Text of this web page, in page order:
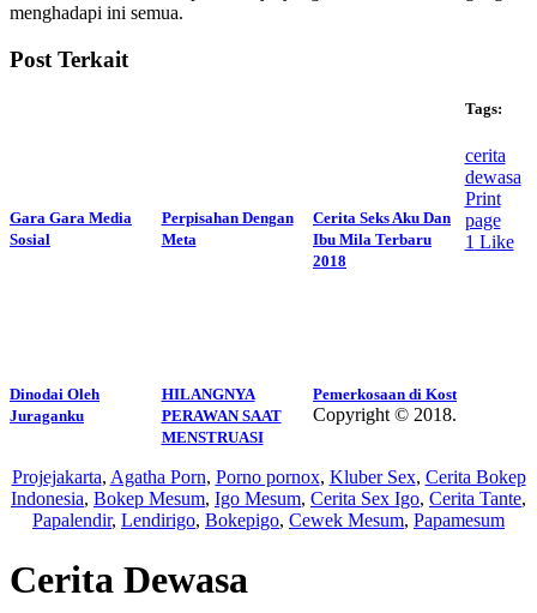
menghadapi ini semua.
Post Terkait
Gara Gara Media
Sosial
Perpisahan Dengan
Meta
Cerita Seks Aku Dan
Ibu Mila Terbaru
2018
Dinodai Oleh
Juraganku
HILANGNYA
PERAWAN SAAT
MENSTRUASI
Pemerkosaan di Kost
Tags:
cerita
dewasa
Print
page
1 Like
Copyright © 2018.
Projejakarta, Agatha Porn, Porno pornox, Kluber Sex, Cerita Bokep
Indonesia, Bokep Mesum, Igo Mesum, Cerita Sex Igo, Cerita Tante,
Papalendir, Lendirigo, Bokepigo, Cewek Mesum, Papamesum
Cerita Dewasa